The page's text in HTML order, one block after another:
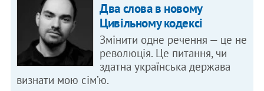
Два слова в новому
Цивільному кодексі
Змінити одне речення — це не
революція. Це питання, чи
здатна українська держава
визнати мою сім’ю.